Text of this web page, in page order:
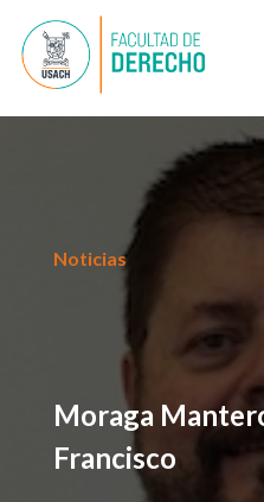
Noticias
Moraga
Francisco